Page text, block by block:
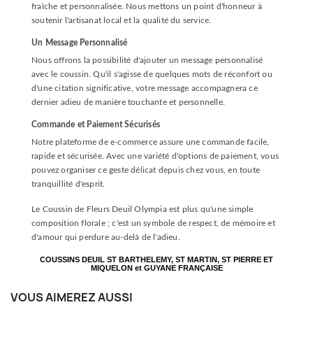
fraîche et personnalisée. Nous mettons un point d'honneur à
soutenir l'artisanat local et la qualité du service.
Un Message Personnalisé
Nous offrons la possibilité d'ajouter un message personnalisé
avec le coussin. Qu'il s'agisse de quelques mots de réconfort ou
d'une citation significative, votre message accompagnera ce
dernier adieu de manière touchante et personnelle.
Commande et Paiement Sécurisés
Notre plateforme de e-commerce assure une commande facile,
rapide et sécurisée. Avec une variété d'options de paiement, vous
pouvez organiser ce geste délicat depuis chez vous, en toute
tranquillité d'esprit.
Le Coussin de Fleurs Deuil Olympia est plus qu'une simple
composition florale ; c'est un symbole de respect, de mémoire et
d'amour qui perdure au-delà de l'adieu.
COUSSINS DEUIL ST BARTHELEMY, ST MARTIN, ST PIERRE ET
MIQUELON et GUYANE FRANÇAISE
VOUS AIMEREZ AUSSI